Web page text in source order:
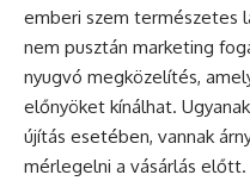
emberi szem természetes
nem pusztán marketing
nyugvó megközelítés,
előnyöket kínálhat.
újítás esetében, vannak
mérlegelni a vásárlás előtt.